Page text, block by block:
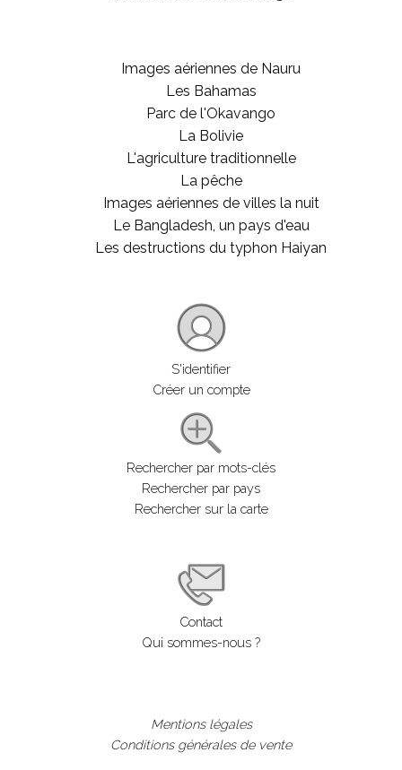
Images aériennes de Nauru
Les Bahamas
Parc de l'Okavango
La Bolivie
L'agriculture traditionnelle
La pêche
Images aériennes de villes la nuit
Le Bangladesh, un pays d'eau
Les destructions du typhon Haiyan
S'identifier
Créer un compte
Rechercher par mots-clés
Rechercher par pays
Rechercher sur la carte
Contact
Qui sommes-nous ?
Mentions légales
Conditions générales de vente